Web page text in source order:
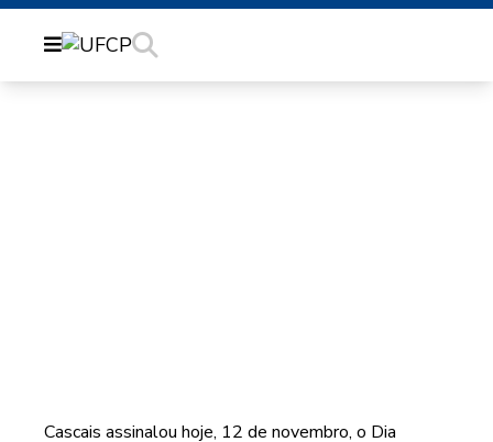
Cascais assinalou hoje, 12 de novembro, o Dia